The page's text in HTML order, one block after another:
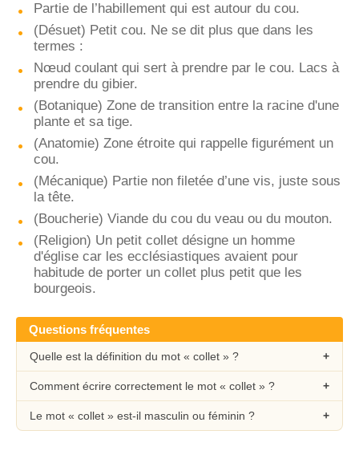
Partie de l’habillement qui est autour du cou.
(Désuet) Petit cou. Ne se dit plus que dans les
termes :
Nœud coulant qui sert à prendre par le cou. Lacs à
prendre du gibier.
(Botanique) Zone de transition entre la racine d'une
plante et sa tige.
(Anatomie) Zone étroite qui rappelle figurément un
cou.
(Mécanique) Partie non filetée d’une vis, juste sous
la tête.
(Boucherie) Viande du cou du veau ou du mouton.
(Religion) Un petit collet désigne un homme
d'église car les ecclésiastiques avaient pour
habitude de porter un collet plus petit que les
bourgeois.
Questions fréquentes
Quelle est la définition du mot « collet » ?
Comment écrire correctement le mot « collet » ?
Le mot « collet » est-il masculin ou féminin ?